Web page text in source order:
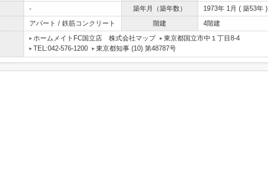
- 築年月（築年数）
1973年 1月 ( 築53年 )
アパート / 鉄筋コンクリート 階建 4階建
ホームメイトFC国立店 株式会社マップ
東京都国立市中１丁目8-4
TEL:042-576-1200
東京都知事 (10) 第48787号